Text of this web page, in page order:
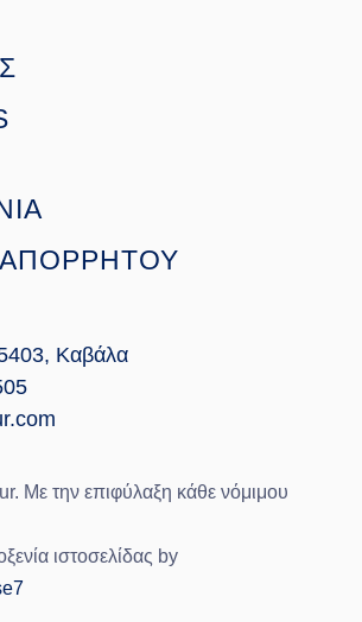
ΑΠΟΡΡΗΤΟΥ
Καβάλα
Με την επιφύλαξη κάθε νόμιμου
ιστοσελίδας by